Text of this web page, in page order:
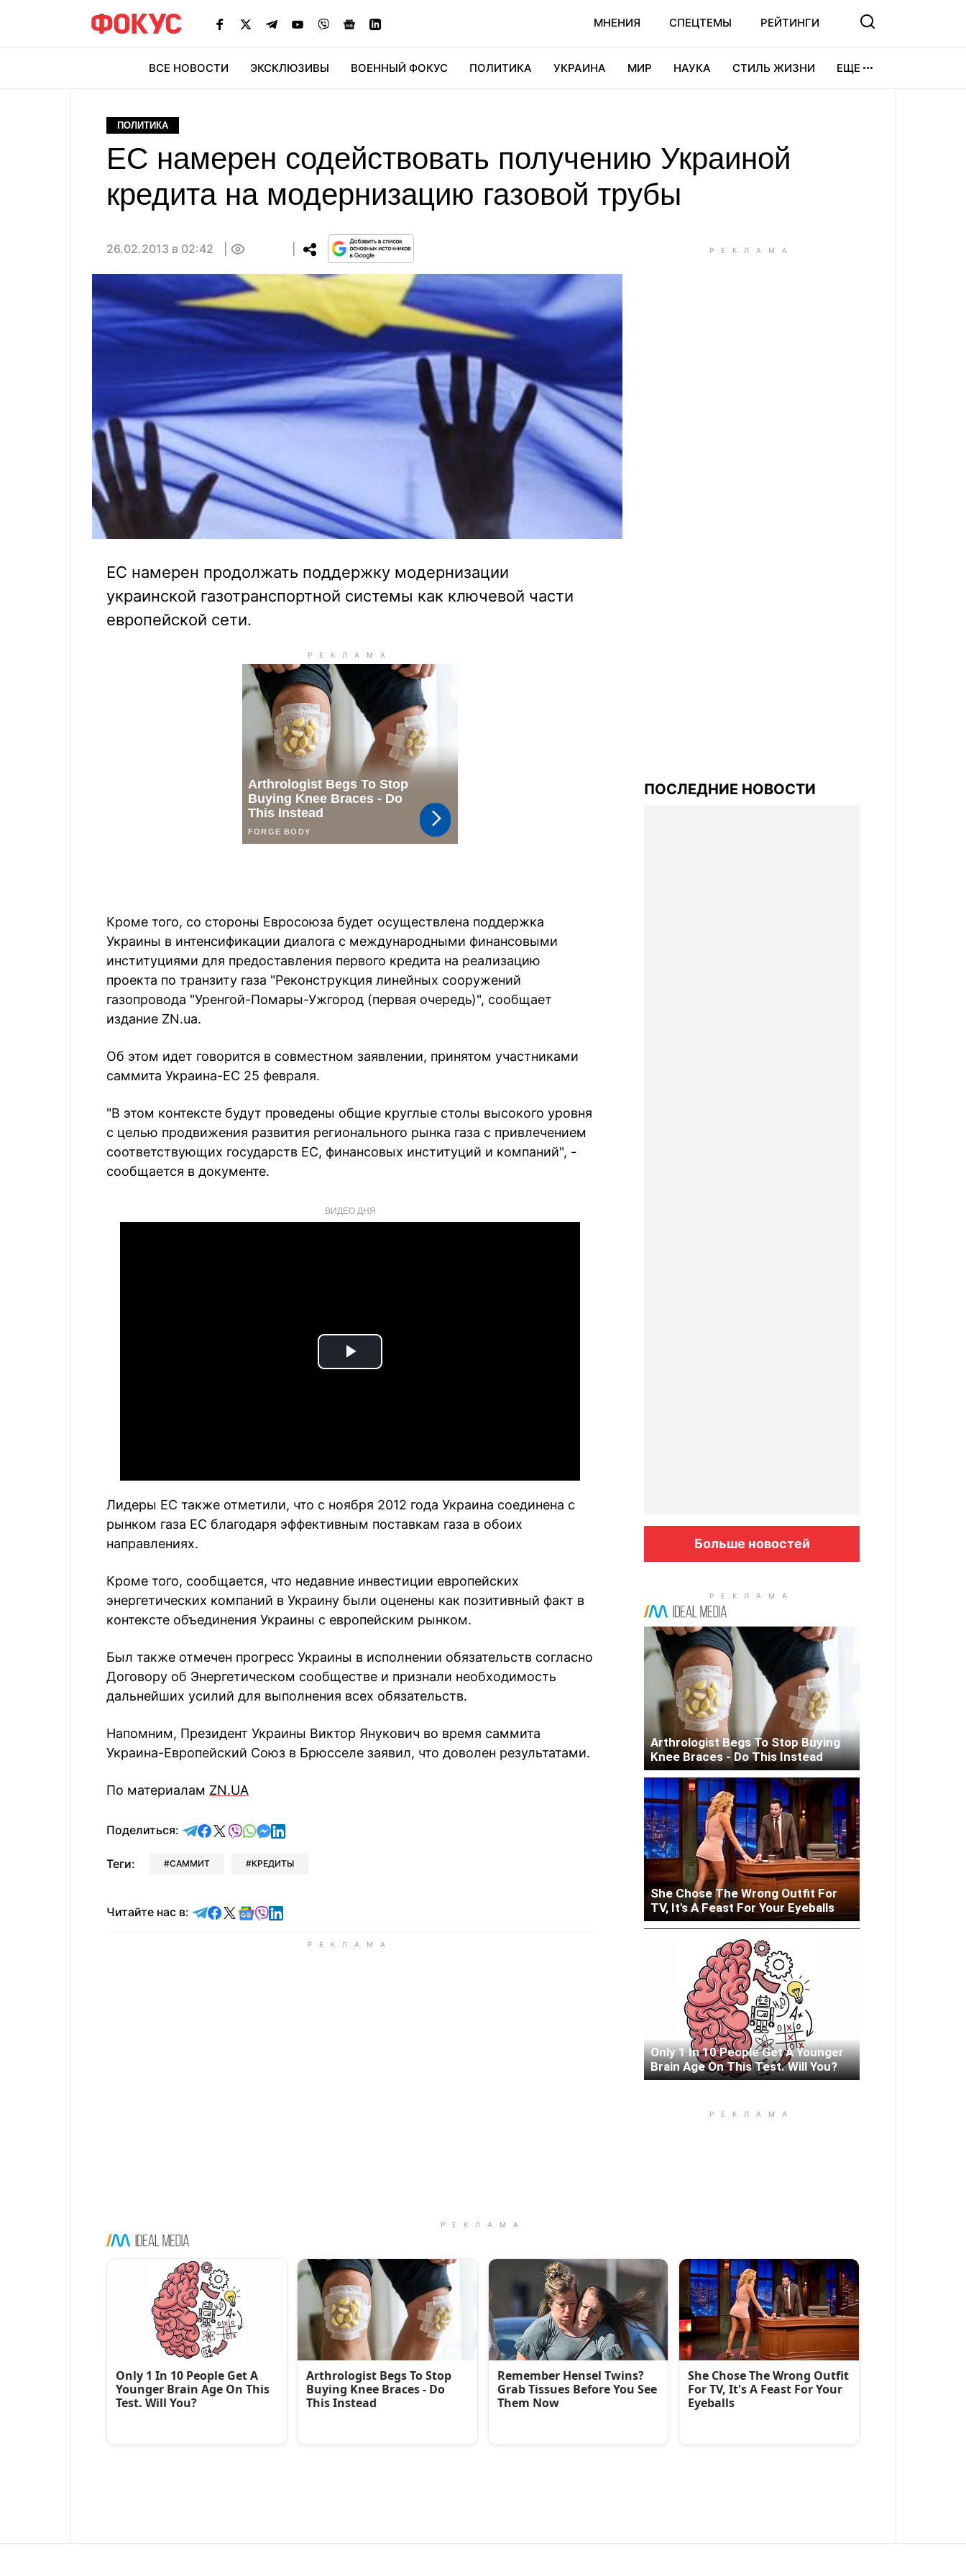
МНЕНИЯ СПЕЦТЕМЫ РЕЙТИНГИ
ВСЕ НОВОСТИ ЭКСКЛЮЗИВЫ ВОЕННЫЙ ФОКУС ПОЛИТИКА УКРАИНА МИР НАУКА СТИЛЬ ЖИЗНИ ЕЩЕ
ПОЛИТИКА
ЕС намерен содействовать получению Украиной
кредита на модернизацию газовой трубы
26.02.2013 в 02:42
ЕС намерен продолжать поддержку модернизации
украинской газотранспортной системы как ключевой части
европейской сети.
Кроме того, со стороны Евросоюза будет осуществлена поддержка
Украины в интенсификации диалога с международными финансовыми
институциями для предоставления первого кредита на реализацию
проекта по транзиту газа "Реконструкция линейных сооружений
газопровода "Уренгой-Помары-Ужгород (первая очередь)", сообщает
издание ZN.ua.
Об этом идет говорится в совместном заявлении, принятом участниками
саммита Украина-ЕС 25 февраля.
"В этом контексте будут проведены общие круглые столы высокого уровня
с целью продвижения развития регионального рынка газа с привлечением
соответствующих государств ЕС, финансовых институций и компаний", -
cообщается в документе.
ВИДЕО ДНЯ
Play
Лидеры ЕС также отметили, что с ноября 2012 года Украина соединена с
рынком газа ЕС благодаря эффективным поставкам газа в обоих
направлениях.
Кроме того, сообщается, что недавние инвестиции европейских
энергетических компаний в Украину были оценены как позитивный факт в
контексте объединения Украины с европейским рынком.
Был также отмечен прогресс Украины в исполнении обязательств согласно
Договору об Энергетическом сообществе и признали необходимость
дальнейших усилий для выполнения всех обязательств.
Напомним, Президент Украины Виктор Янукович во время саммита
Украина-Европейский Союз в Брюсселе заявил, что доволен результатами.
По материалам ZN.UA
Поделиться: отправить в Telegram
поделиться в Facebook
поделиться в X
отправить в Viber
отправить в Whatsapp
отправить в Messenger
отправить в LinkedIn
Теги: САММИТ КРЕДИТЫ
Читайте нас в: Читайте в Telegram
Читайте в Facebook
Читайте в X
Читайте в Google news
Читайте в Viber
Читайте в LinkedIn
ПОСЛЕДНИЕ НОВОСТИ
Больше новостей